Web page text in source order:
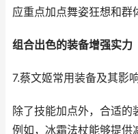
应重点加点舞姿狂想和群
组合出色的装备增强实力
7.蔡文姬常用装备及其影
除了技能加点外，合适的
例如，冰霜法杖能够提供